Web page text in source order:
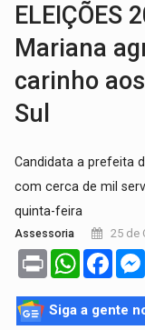
ELEIÇÕES
Mariana
carinho
Sul
Candidata a prefeita
com cerca de mil
quinta-feira
Assessoria 25 de
Print WhatsApp
Siga a gente